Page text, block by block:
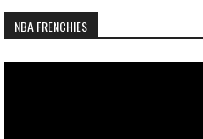
NBA FRENCHIES